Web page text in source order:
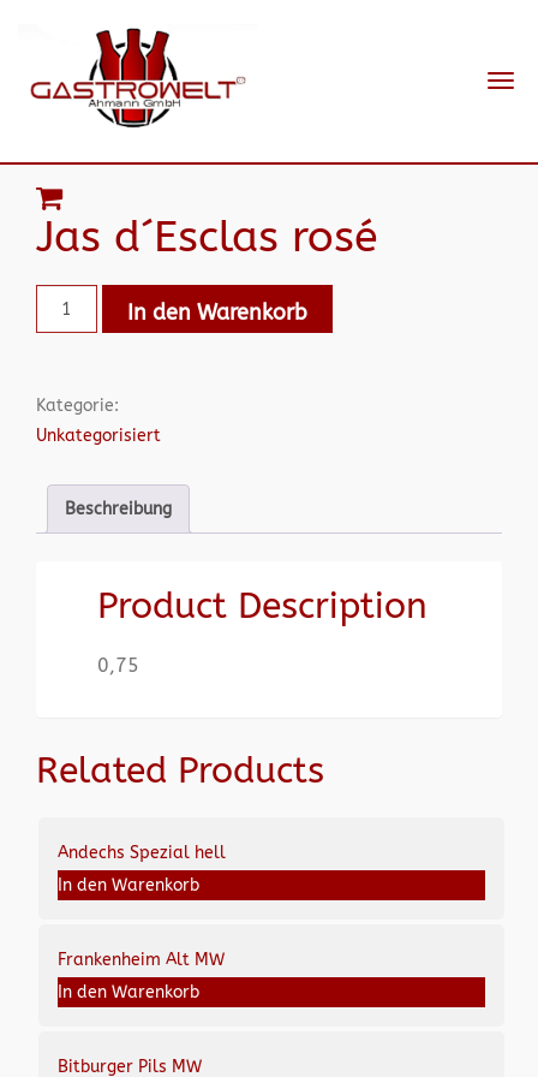
Jas d´Esclas rosé
In den Warenkorb
Kategorie:
Unkategorisiert
Beschreibung
Product Description
0,75
Related Products
Andechs Spezial hell
In den Warenkorb
Frankenheim Alt MW
In den Warenkorb
Bitburger Pils MW